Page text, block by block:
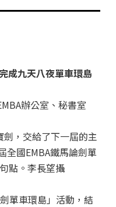
成九天八夜單車環島
辦公室、秘書室
，交給了下一屆的主
全國EMBA鐵馬論劍單
點。李長望攝
單車環島」活動，結